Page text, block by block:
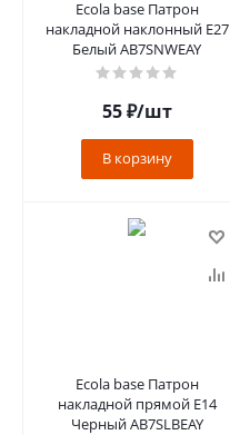
Ecola base Патрон
накладной наклонный E27
Белый AB7SNWEAY
55₽/шт
В корзину
Ecola base Патрон
накладной прямой E14
Черный AB7SLBEAY